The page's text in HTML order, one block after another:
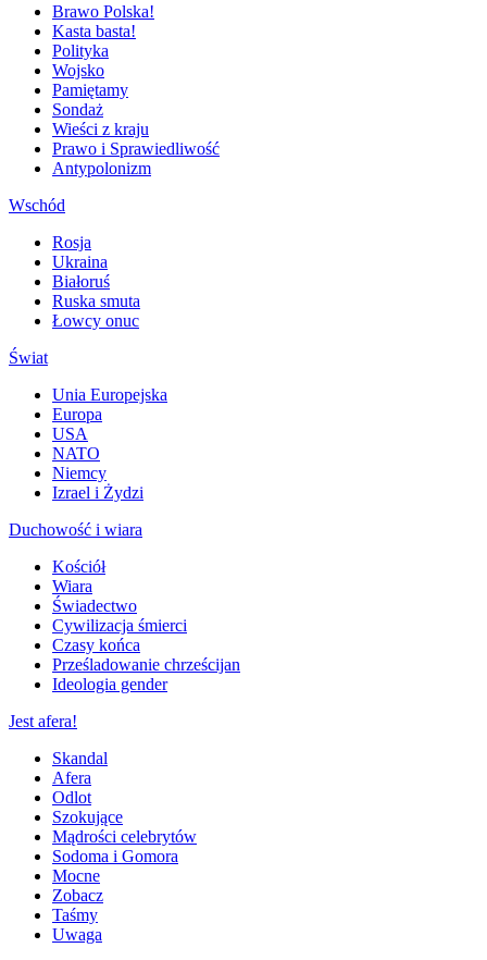
Brawo Polska!
Kasta basta!
Polityka
Wojsko
Pamiętamy
Sondaż
Wieści z kraju
Prawo i Sprawiedliwość
Antypolonizm
Wschód
Rosja
Ukraina
Białoruś
Ruska smuta
Łowcy onuc
Świat
Unia Europejska
Europa
USA
NATO
Niemcy
Izrael i Żydzi
Duchowość i wiara
Kościół
Wiara
Świadectwo
Cywilizacja śmierci
Czasy końca
Prześladowanie chrześcijan
Ideologia gender
Jest afera!
Skandal
Afera
Odlot
Szokujące
Mądrości celebrytów
Sodoma i Gomora
Mocne
Zobacz
Taśmy
Uwaga